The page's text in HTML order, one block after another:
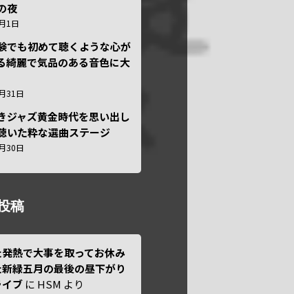
夜
1日
でも初めて聴くような心が
綺麗で気品のある音色に大
31日
ジャズ黄金時代を思い出し
いた粋な選曲ステージ
30日
稿
発熱で大事を取ってお休み
新緑五月の最後の昼下がり
ブ に HSM より